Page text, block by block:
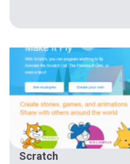
Scratch